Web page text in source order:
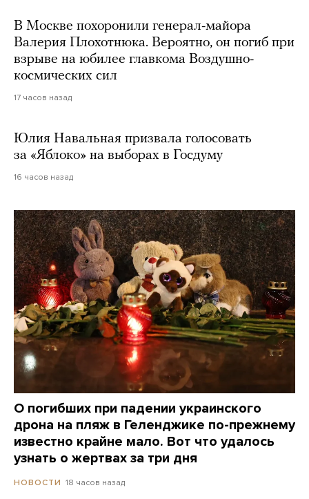
В Москве похоронили генерал-майора
Валерия Плохотнюка. Вероятно, он погиб при
взрыве на юбилее главкома Воздушно-
космических сил
17 часов назад
Юлия Навальная призвала голосовать
за «Яблоко» на выборах в Госдуму
16 часов назад
О погибших при падении украинского
дрона на пляж в Геленджике по-прежнему
известно крайне мало. Вот что удалось
узнать о жертвах за три дня
НОВОСТИ 18 часов назад